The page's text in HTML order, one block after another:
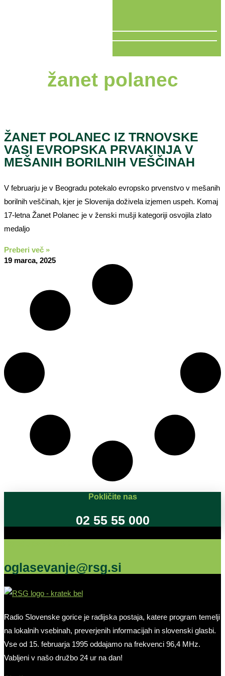
žanet polanec
ŽANET POLANEC IZ TRNOVSKE
VASI EVROPSKA PRVAKINJA V
MEŠANIH BORILNIH VEŠČINAH
V februarju je v Beogradu potekalo evropsko prvenstvo v mešanih
borilnih veščinah, kjer je Slovenija doživela izjemen uspeh. Komaj
17-letna Žanet Polanec je v ženski mušji kategoriji osvojila zlato
medaljo
Preberi več »
19 marca, 2025
Pokličite nas
02 55 55 000
oglasevanje@rsg.si
Radio Slovenske gorice je radijska postaja, katere program temelji
na lokalnih vsebinah, preverjenih informacijah in slovenski glasbi.
Vse od 15. februarja 1995 oddajamo na frekvenci 96,4 MHz.
Vabljeni v našo družbo 24 ur na dan!